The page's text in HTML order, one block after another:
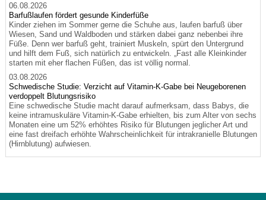
06.08.2026
Barfußlaufen fördert gesunde Kinderfüße
Kinder ziehen im Sommer gerne die Schuhe aus, laufen barfuß über
Wiesen, Sand und Waldboden und stärken dabei ganz nebenbei ihre
Füße. Denn wer barfuß geht, trainiert Muskeln, spürt den Untergrund
und hilft dem Fuß, sich natürlich zu entwickeln. „Fast alle Kleinkinder
starten mit eher flachen Füßen, das ist völlig normal.
03.08.2026
Schwedische Studie: Verzicht auf Vitamin-K-Gabe bei Neugeborenen
verdoppelt Blutungsrisiko
Eine schwedische Studie macht darauf aufmerksam, dass Babys, die
keine intramuskuläre Vitamin-K-Gabe erhielten, bis zum Alter von sechs
Monaten eine um 52% erhöhtes Risiko für Blutungen jeglicher Art und
eine fast dreifach erhöhte Wahrscheinlichkeit für intrakranielle Blutungen
(Hirnblutung) aufwiesen.